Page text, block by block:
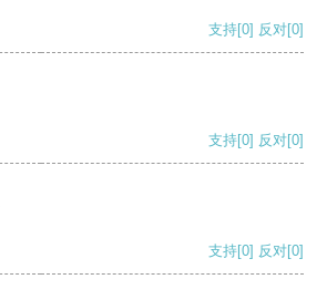
支持[0] 反对[0]
支持[0] 反对[0]
支持[0] 反对[0]